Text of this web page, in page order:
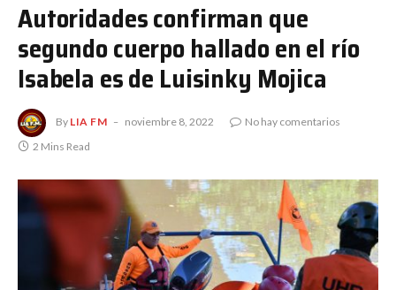
Autoridades confirman que
segundo cuerpo hallado en el río
Isabela es de Luisinky Mojica
By LIA FM noviembre 8, 2022
No hay comentarios
2 Mins Read